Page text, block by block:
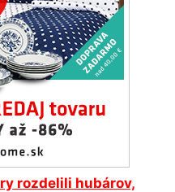
rozdelili hubárov,